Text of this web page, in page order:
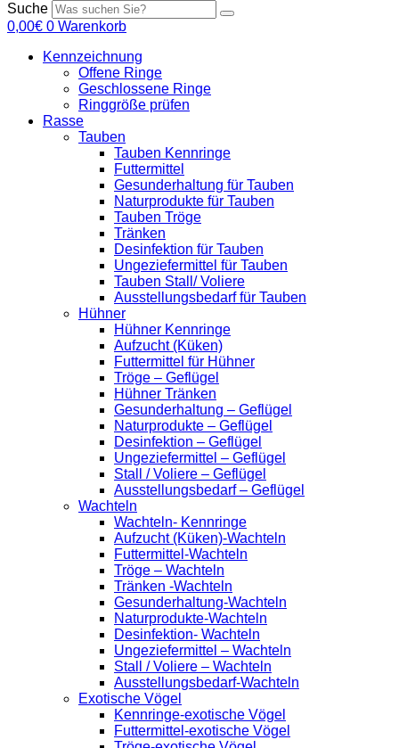
Suche
0,00€ 0 Warenkorb
Kennzeichnung
Offene Ringe
Geschlossene Ringe
Ringgröße prüfen
Rasse
Tauben
Tauben Kennringe
Futtermittel
Gesunderhaltung für Tauben
Naturprodukte für Tauben
Tauben Tröge
Tränken
Desinfektion für Tauben
Ungeziefermittel für Tauben
Tauben Stall/ Voliere
Ausstellungsbedarf für Tauben
Hühner
Hühner Kennringe
Aufzucht (Küken)
Futtermittel für Hühner
Tröge – Geflügel
Hühner Tränken
Gesunderhaltung – Geflügel
Naturprodukte – Geflügel
Desinfektion – Geflügel
Ungeziefermittel – Geflügel
Stall / Voliere – Geflügel
Ausstellungsbedarf – Geflügel
Wachteln
Wachteln- Kennringe
Aufzucht (Küken)-Wachteln
Futtermittel-Wachteln
Tröge – Wachteln
Tränken -Wachteln
Gesunderhaltung-Wachteln
Naturprodukte-Wachteln
Desinfektion- Wachteln
Ungeziefermittel – Wachteln
Stall / Voliere – Wachteln
Ausstellungsbedarf-Wachteln
Exotische Vögel
Kennringe-exotische Vögel
Futtermittel-exotische Vögel